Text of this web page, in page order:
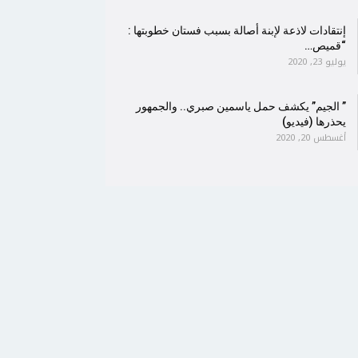
إنتقادات لاذعة لإبنة أصالة بسبب فستان خطوبتها :
“قميص…
يوليو 23, 2020
” الجيم” يكشف حمل ياسمين صبري.. والجمهور
يحذرها (فيديو)
أغسطس 20, 2020